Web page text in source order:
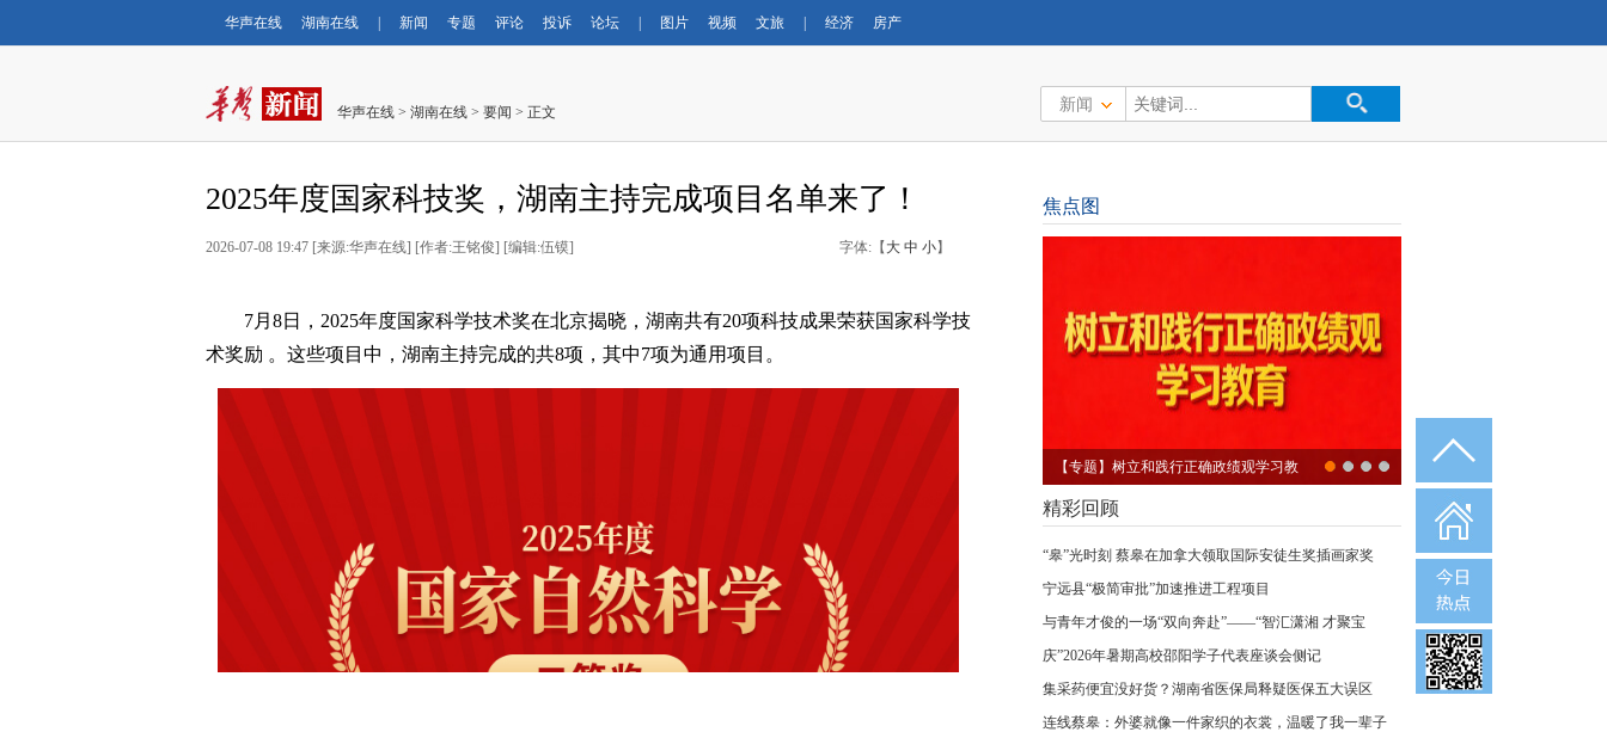
华声在线 湖南在线 新闻 专题 评论 投诉 论坛 图片 视频 文旅 经济 房产
华声在线 > 湖南在线 > 要闻 > 正文 新闻
2025年度国家科技奖，湖南主持完成项目名单来了！
2026-07-08 19:47 [来源:华声在线] [作者:王铭俊] [编辑:伍镆] 字体:【 大 中 小】
7月8日，2025年度国家科学技术奖在北京揭晓 ， 湖南共有20项科技成果荣获国家科学技
术奖励 。这些项目中，湖南主持完成的共8项，其中7项为通用项目。
焦点图
家门口找好工作
精彩回顾
“皋”光时刻 蔡皋在加拿大领取国际安徒生奖插画家奖
宁远县“极简审批”加速推进工程项目
与青年才俊的一场“双向奔赴”——“智汇潇湘 才聚宝
庆”2026年暑期高校邵阳学子代表座谈会侧记
集采药便宜没好货？湖南省医保局释疑医保五大误区
连线蔡皋：外婆就像一件家织的衣裳，温暖了我一辈子